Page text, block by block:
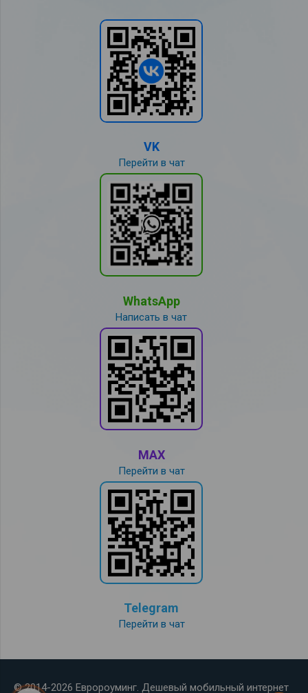
VK
Перейти в чат
WhatsApp
Написать в чат
MAX
Перейти в чат
Telegram
Перейти в чат
© 2014-2026 Евророуминг. Дешевый мобильный интернет